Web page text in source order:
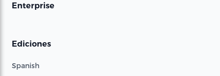
Enterprise
Ediciones
Spanish